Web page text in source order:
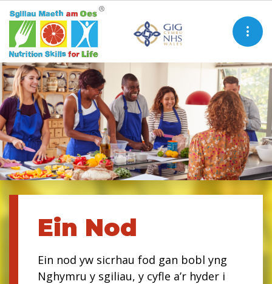
Sgiliau Maeth am
Ein Nod
Ein nod yw sicrhau fod gan bobl yng
Nghymru y sgiliau, y cyfle a’r hyder i
Ein Nod
Ein nod yw sicrhau fod gan bobl yng
Nghymru y sgiliau, y cyfle a’r hyder i
Ein Nod
Ein nod yw sicrhau fod gan bobl yng
Nghymru y sgiliau, y cyfle a’r hyder i